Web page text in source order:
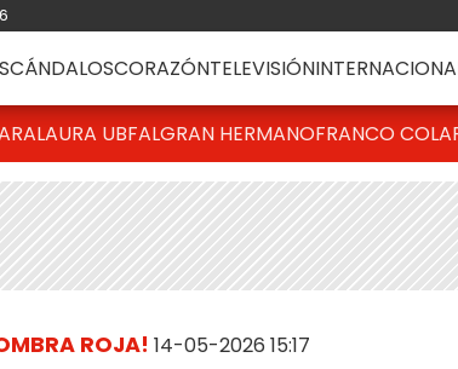
CORAZÓNTELEVISIÓN
LAURA UBFALGRAN HERMANOFRANCO
ROJA! 14-05-2026 15:17